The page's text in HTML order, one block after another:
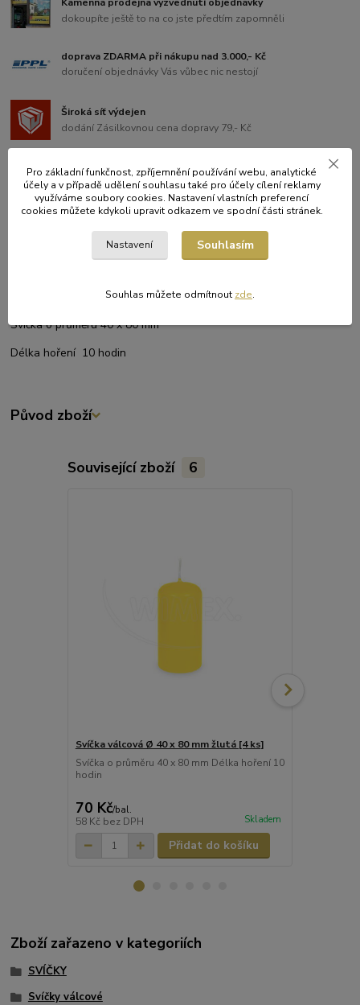
dokoupíte ještě to na co jste předtím zapomněli
doprava ZDARMA při nákupu nad 3.000,- Kč
doručení objednávky Vás vůbec nic nestojí
Široká síť výdejen
dodání Zásilkovnou cena dopravy 79,- Kč
Kompletní specifikace
6
Kompletní specifikace
Svíčka o průměru 40 x 80 mm
Délka hoření 10 hodin
Původ zboží
Související zboží 6
Svíčka válcová Ø 40 x 80 mm žlutá [4 ks]
Svíčka o průměru 40 x 80 mm Délka hoření 10
hodin
70 Kč/bal.
58 Kč bez DPH Skladem
Přidat do košíku
Zboží zařazeno v kategoriích
SVÍČKY
Svíčky válcové
Pro základní funkčnost, zpříjemnění používání webu, analytické
účely a v případě udělení souhlasu také pro účely cílení reklamy
využíváme soubory cookies. Nastavení vlastních preferencí
cookies můžete kdykoli upravit odkazem ve spodní části stránek.
Nastavení Souhlasím
Souhlas můžete odmítnout zde.